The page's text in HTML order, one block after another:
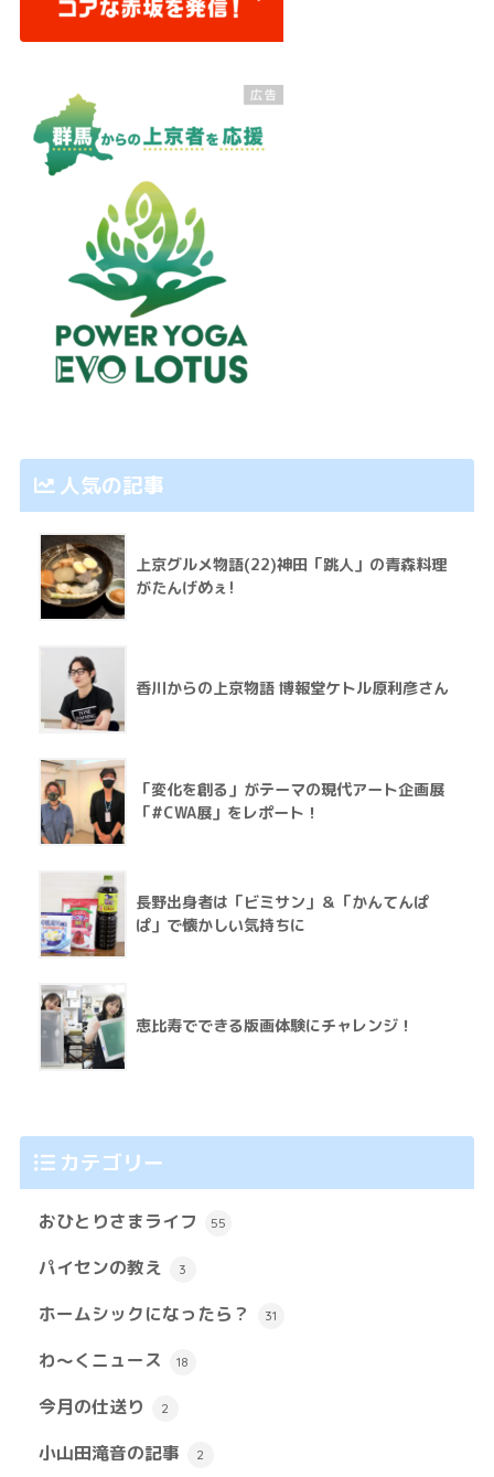
人気の記事
上京グルメ物語(22)神田「跳人」の青森料理
がたんげめぇ!
香川からの上京物語 博報堂ケトル原利彦さん
「変化を創る」がテーマの現代アート企画展
「#CWA展」をレポート！
長野出身者は「ビミサン」＆「かんてんぱ
ぱ」で懐かしい気持ちに
恵比寿でできる版画体験にチャレンジ！
カテゴリー
おひとりさまライフ 55
パイセンの教え 3
ホームシックになったら？ 31
わ～くニュース 18
今月の仕送り 2
小山田滝音の記事 2